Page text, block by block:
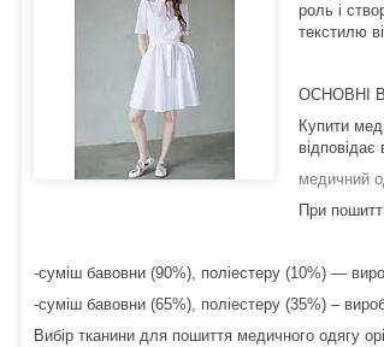
роль і
текстилю
ОСНОВНІ
Купити
медичний
При
-суміш бавовни (90%), поліестеру (10%) —
-суміш бавовни (65%), поліестеру (35%) –
Вибір тканини для пошиття медичного одягу